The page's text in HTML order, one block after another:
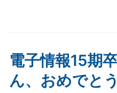
電子情報15期
ん、おめでと